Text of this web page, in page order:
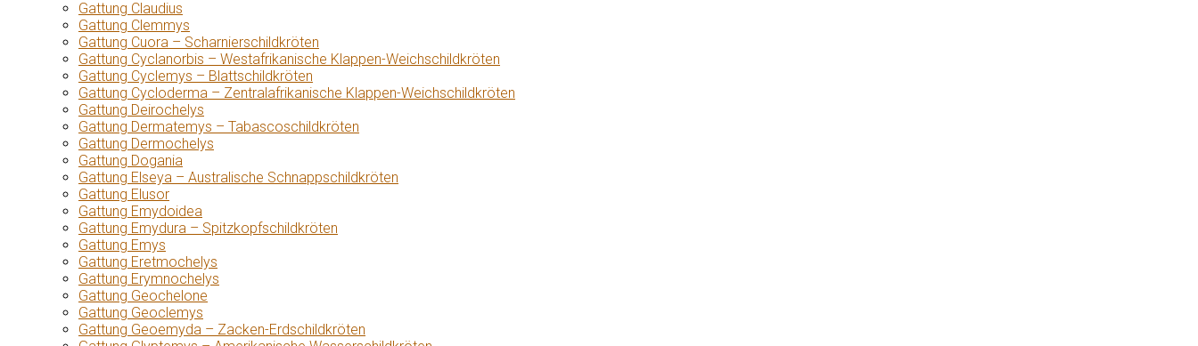
Gattung Claudius
Gattung Clemmys
Gattung Cuora – Scharnierschildkröten
Gattung Cyclanorbis – Westafrikanische Klappen-Weichschildkröten
Gattung Cyclemys – Blattschildkröten
Gattung Cycloderma – Zentralafrikanische Klappen-Weichschildkröten
Gattung Deirochelys
Gattung Dermatemys – Tabascoschildkröten
Gattung Dermochelys
Gattung Dogania
Gattung Elseya – Australische Schnappschildkröten
Gattung Elusor
Gattung Emydoidea
Gattung Emydura – Spitzkopfschildkröten
Gattung Emys
Gattung Eretmochelys
Gattung Erymnochelys
Gattung Geochelone
Gattung Geoclemys
Gattung Geoemyda – Zacken-Erdschildkröten